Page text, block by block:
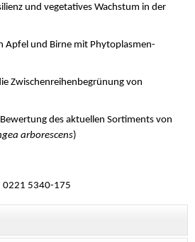
und vegetatives Wachstum in der
Apfel und Birne mit Phytoplasmen-
Zwischenreihenbegrünung von
des aktuellen Sortiments von
arborescens)
0221 5340-175